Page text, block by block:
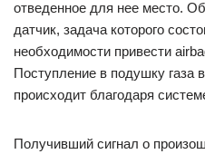
отведенное для нее место.
датчик, задача которого
необходимости привести
Поступление в подушку газа
происходит благодаря
Получивший сигнал о